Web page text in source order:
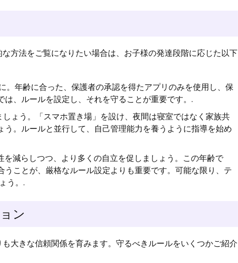
方法をご覧になりたい場合は、お子様の発達段階に応じた以下
。年齢に合った、保護者の承認を得たアプリのみを使用し、保
、ルールを設定し、それを守ることが重要です。.
ょう。「スマホ置き場」を設け、夜間は寝室ではなく家族共
。ルールと並行して、自己管理能力を養うように指導を始め
減らしつつ、より多くの自立を促しましょう。この年齢で
ことが、厳格なルール設定よりも重要です。可能な限り、テ
う。.
ン
大きな信頼関係を育みます。守るべきルールをいくつかご紹介